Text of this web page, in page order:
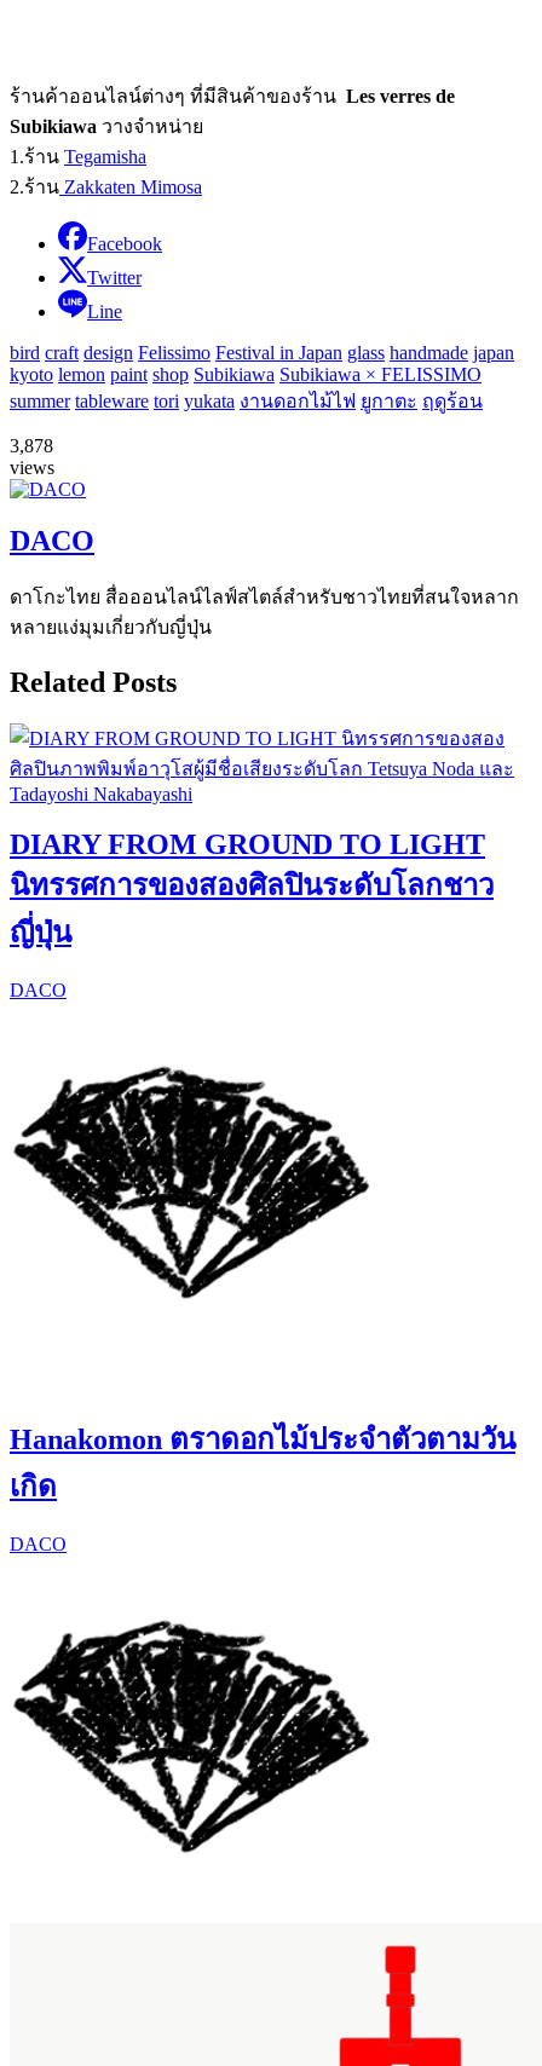
ร้านค้าออนไลน์ต่างๆ ที่มีสินค้าของร้าน Les verres de
Subikiawa วางจำหน่าย
1.ร้าน Tegamisha
2.ร้าน Zakkaten Mimosa
Facebook
Twitter
Line
bird craft design Felissimo Festival in Japan glass handmade japan
kyoto lemon paint shop Subikiawa Subikiawa × FELISSIMO
summer tableware tori yukata งานดอกไม้ไฟ ยูกาตะ ฤดูร้อน
3,878
views
DACO
ดาโกะไทย สื่อออนไลน์ไลฟ์สไตล์สำหรับชาวไทยที่สนใจหลาก
หลายแง่มุมเกี่ยวกับญี่ปุ่น
Related Posts
DIARY FROM GROUND TO LIGHT
นิทรรศการของสองศิลปินระดับโลกชาว
ญี่ปุ่น
DACO
Hanakomon ตราดอกไม้ประจำตัวตามวัน
เกิด
DACO